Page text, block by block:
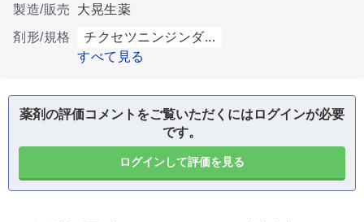
製造/販売
大晃生薬
剤形/規格
チクセツニンジンダ...
すべて見る
薬剤の評価コメントをご覧いただくにはログインが必要
です。
ログインして評価を見る